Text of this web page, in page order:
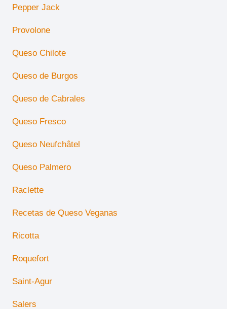
Pepper Jack
Provolone
Queso Chilote
Queso de Burgos
Queso de Cabrales
Queso Fresco
Queso Neufchâtel
Queso Palmero
Raclette
Recetas de Queso Veganas
Ricotta
Roquefort
Saint-Agur
Salers